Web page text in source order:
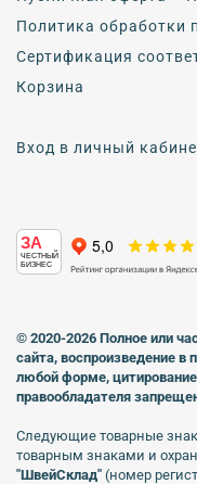
Политика обработки
Сертификация
Корзина
Вход в личный
ЗА
ЧЕСТНЫЙ
БИЗНЕС
© 2020-2026 Полное или
сайта, воспроизведение в
любой форме,
правообладателя
Следующие товарные
товарным знаками и
"ШвейСклад" (номер